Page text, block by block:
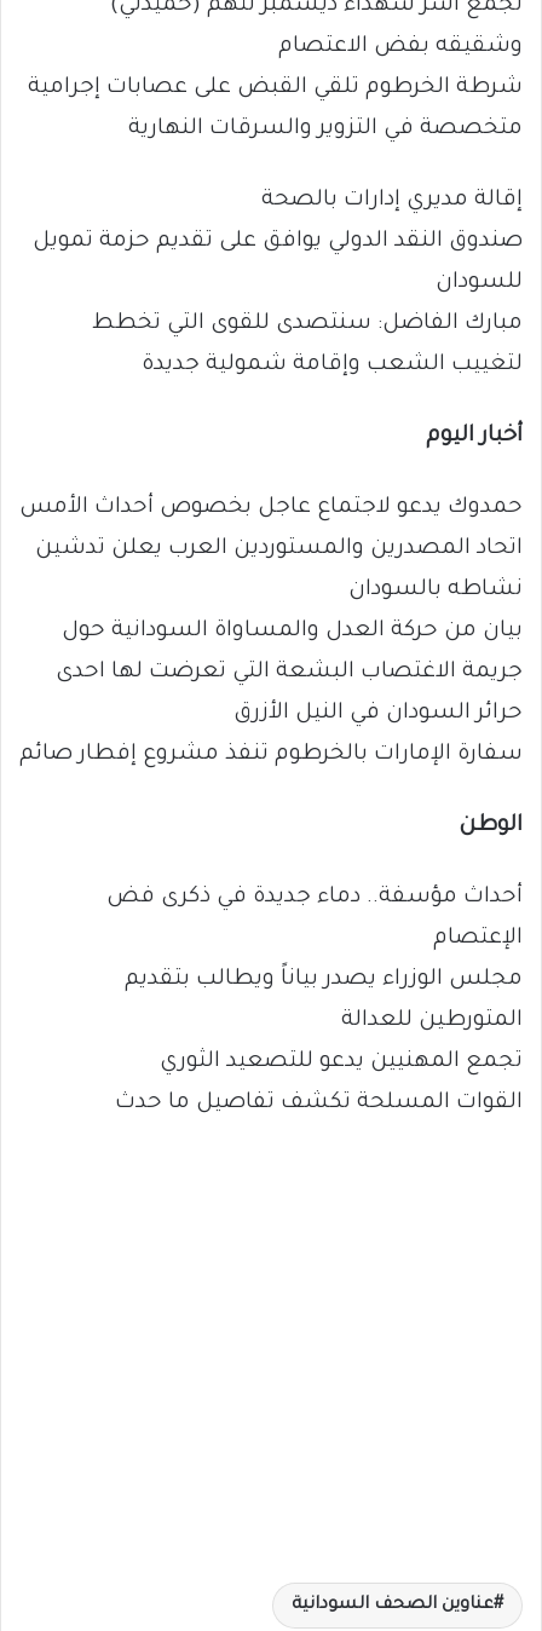
تجمُّع أسر شهداء ديسمبر تتهم (حميدتي)
وشقيقه بفض الاعتصام
شرطة الخرطوم تلقي القبض على عصابات إجرامية
متخصصة في التزوير والسرقات النهارية
إقالة مديري إدارات بالصحة
صندوق النقد الدولي يوافق على تقديم حزمة تمويل
للسودان‏
مبارك الفاضل: سنتصدى للقوى التي تخطط
لتغييب الشعب وإقامة شمولية جديدة
أخبار اليوم
حمدوك يدعو لاجتماع عاجل بخصوص أحداث الأمس
اتحاد المصدرين والمستوردين العرب يعلن تدشين
نشاطه بالسودان
بيان من حركة العدل والمساواة السودانية حول
جريمة الاغتصاب البشعة التي تعرضت لها احدى
حرائر السودان في النيل الأزرق
سفارة الإمارات بالخرطوم تنفذ مشروع إفطار صائم
الوطن
أحداث مؤسفة.. دماء جديدة في ذكرى فض
الإعتصام
مجلس الوزراء يصدر بياناً ويطالب بتقديم
المتورطين للعدالة
تجمع المهنيين يدعو للتصعيد الثوري
القوات المسلحة تكشف تفاصيل ما حدث
عناوين الصحف السودانية